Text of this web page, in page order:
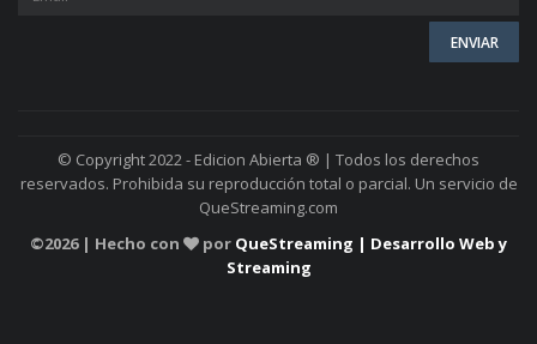
© Copyright 2022 - Edicion Abierta ® | Todos los derechos
reservados. Prohibida su reproducción total o parcial. Un servicio de
QueStreaming.com
©2026 | Hecho con por QueStreaming | Desarrollo Web y
Streaming